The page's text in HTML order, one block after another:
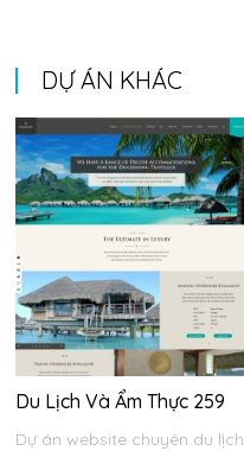
DỰ ÁN KHÁC
Du Lịch Và Ẩm Thực 259
Dự án website chuyên du lịch